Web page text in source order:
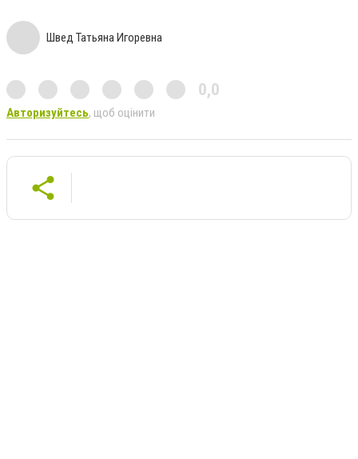
Швед Татьяна Игоревна
0,0
Авторизуйтесь, щоб оцінити